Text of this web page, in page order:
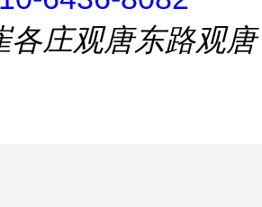
各庄观唐东路观唐